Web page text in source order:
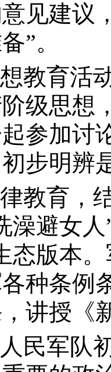
见建议
”。
教育活
级思想
参加讨
步明辨
教育，
澡避女
态版本
种条例
讲授《
民军队